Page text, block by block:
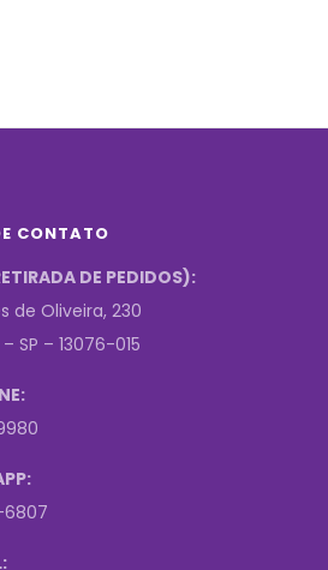
CONTATO
DE PEDIDOS):
de Oliveira, 230
SP – 13076-015
6807